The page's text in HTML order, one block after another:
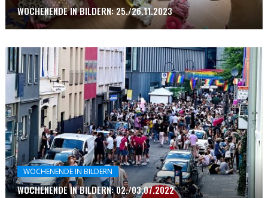
WOCHENENDE IN BILDERN: 25./26.11.2023
WOCHENENDE IN BILDERN
WOCHENENDE IN BILDERN: 02./03.07.2022